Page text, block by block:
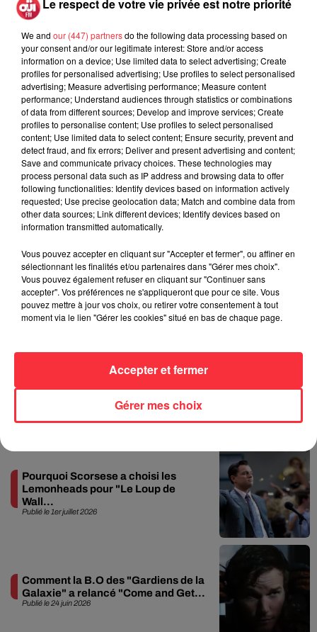
ACTU
ROCK NEWS INVITÉS OÜI FM
Publié le 6 août 2026
La version réécrite de « Beautiful
Day » interprétée lors des...
Weezer prépare la sortie de son
nouvel album en dévoilant une...
Queens of the Stone Age lance une
+ D'ACTU
Publié le 1er juillet 2026
Pourquoi Scorsese a choisi les
Lemonheads pour "Le Loup de
Wall...
Publié le 24 juin 2026
Comment la B.O des "Gardiens de la
Galaxie" a relancé "Come and Get...
Le respect de votre vie privée est notre priorité
We and our (447) partnersdo the following data processing based on
your consent and/or our legitimate interest: Store and/or access
information on a device; Use limited data to select advertising; Create
profiles for personalised advertising; Use profiles to select personalised
advertising; Measure advertising performance; Measure content
performance; Understand audiences through statistics or combinations
of data from different sources; Develop and improve services; Create
profiles to personalise content; Use profiles to select personalised
content; Use limited data to select content; Ensure security, prevent and
detect fraud, and fix errors; Deliver and present advertising and content;
Save and communicate privacy choices. These technologies may
process personal data such as IP address and browsing data to offer
following functionalities: Identify devices based on information actively
requested; Use precise geolocation data; Match and combine data from
other data sources; Link different devices; Identify devices based on
information transmitted automatically.
Vous pouvez accepter en cliquant sur "Accepter et fermer", ou affiner en
sélectionnant les finalités et/ou partenaires dans "Gérer mes choix".
Vous pouvez également refuser en cliquant sur "Continuer sans
accepter". Vos préférences ne s'appliqueront que pour ce site. Vous
pouvez mettre à jour vos choix, ou retirer votre consentement à tout
moment via le lien "Gérer les cookies" situé en bas de chaque page.
Gérer mes choix
Accepter et fermer